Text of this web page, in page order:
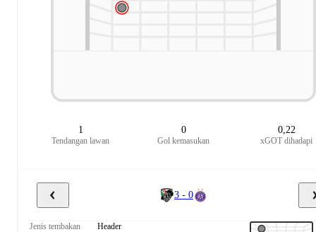
1
Tendangan lawan
0
Gol kemasukan
0,22
xGOT dihadapi
3 - 0
Jenis tembakan Header